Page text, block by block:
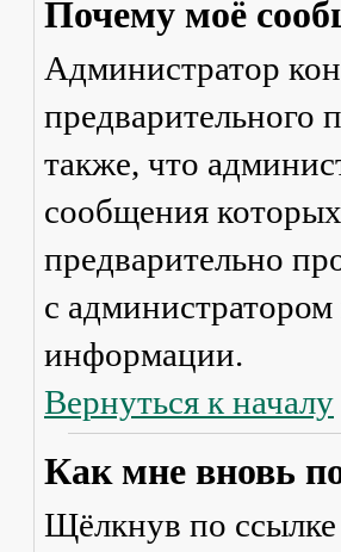
Почему моё
Администратор
предварительного
также, что
сообщения
предварительно
с
информации.
Вернуться к началу
Как мне вновь
Щёлкнув по